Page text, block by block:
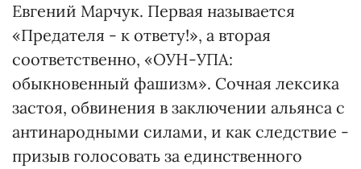
Евгений Марчук. Первая называется
«Предателя - к ответу!», а вторая
соответственно, «ОУН-УПА:
обыкновенный фашизм». Сочная лексика
застоя, обвинения в заключении альянса с
антинародными силами, и как следствие -
призыв голосовать за единственного